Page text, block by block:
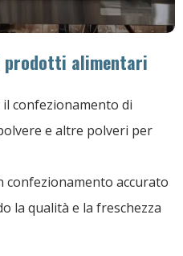
prodotti alimentari
il confezionamento di
e altre polveri per
confezionamento accurato
la qualità e la freschezza